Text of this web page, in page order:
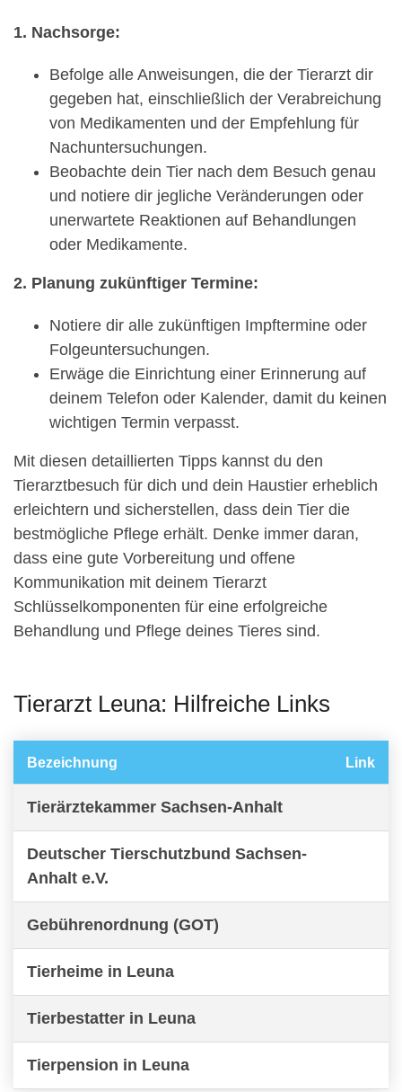
1. Nachsorge:
Befolge alle Anweisungen, die der Tierarzt dir
gegeben hat, einschließlich der Verabreichung
von Medikamenten und der Empfehlung für
Nachuntersuchungen.
Beobachte dein Tier nach dem Besuch genau
und notiere dir jegliche Veränderungen oder
unerwartete Reaktionen auf Behandlungen
oder Medikamente.
2. Planung zukünftiger Termine:
Notiere dir alle zukünftigen Impftermine oder
Folgeuntersuchungen.
Erwäge die Einrichtung einer Erinnerung auf
deinem Telefon oder Kalender, damit du keinen
wichtigen Termin verpasst.
Mit diesen detaillierten Tipps kannst du den
Tierarztbesuch für dich und dein Haustier erheblich
erleichtern und sicherstellen, dass dein Tier die
bestmögliche Pflege erhält. Denke immer daran,
dass eine gute Vorbereitung und offene
Kommunikation mit deinem Tierarzt
Schlüsselkomponenten für eine erfolgreiche
Behandlung und Pflege deines Tieres sind.
Tierarzt Leuna: Hilfreiche Links
Bezeichnung Link
Tierärztekammer Sachsen-Anhalt
Deutscher Tierschutzbund Sachsen-
Anhalt e.V.
Gebührenordnung (GOT)
Tierheime in Leuna
Tierbestatter in Leuna
Tierpension in Leuna